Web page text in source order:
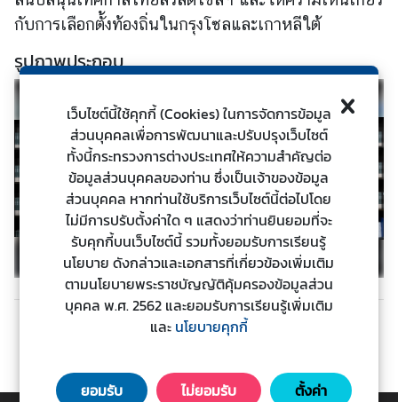
ย
บ
ย
กับการเลือกตั้งท้องถิ่นในกรุงโซลและเกาหลีใต้
รูปภาพประกอบ
เว็บไซต์นี้ใช้คุกกี้ (Cookies) ในการจัดการข้อมูล
ส่วนบุคคลเพื่อการพัฒนาและปรับปรุงเว็บไซต์
ทั้งนี้กระทรวงการต่างประเทศให้ความสำคัญต่อ
ข้อมูลส่วนบุคคลของท่าน ซึ่งเป็นเจ้าของข้อมูล
ส่วนบุคคล หากท่านใช้บริการเว็บไซต์นี้ต่อไปโดย
ไม่มีการปรับตั้งค่าใด ๆ แสดงว่าท่านยินยอมที่จะ
รับคุกกี้บนเว็บไซต์นี้ รวมทั้งยอมรับการเรียนรู้
นโยบาย ดังกล่าวและเอกสารที่เกี่ยวข้องเพิ่มเติม
ตามนโยบายพระราชบัญญัติคุ้มครองข้อมูลส่วน
บุคคล พ.ศ. 2562 และยอมรับการเรียนรู้เพิ่มเติม
และ นโยบายคุกกี้
ยอมรับ ไม่ยอมรับ ตั้งค่า